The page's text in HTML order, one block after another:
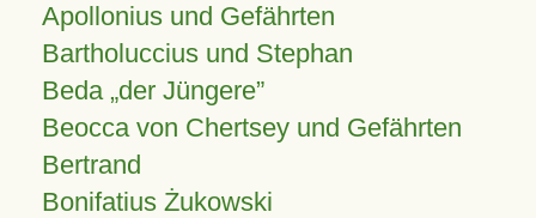
Apollonius und Gefährten
Bartholuccius und Stephan
Beda „der Jüngere”
Beocca von Chertsey und Gefährten
Bertrand
Bonifatius Żukowski